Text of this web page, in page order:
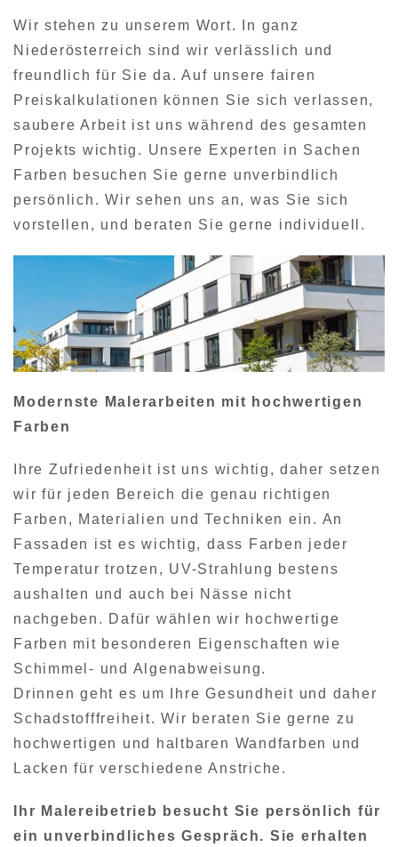
Wir stehen zu unserem Wort. In ganz
Niederösterreich sind wir verlässlich und
freundlich für Sie da. Auf unsere fairen
Preiskalkulationen können Sie sich verlassen,
saubere Arbeit ist uns während des gesamten
Projekts wichtig. Unsere Experten in Sachen
Farben besuchen Sie gerne unverbindlich
persönlich. Wir sehen uns an, was Sie sich
vorstellen, und beraten Sie gerne individuell.
Modernste Malerarbeiten mit hochwertigen
Farben
Ihre Zufriedenheit ist uns wichtig, daher setzen
wir für jeden Bereich die genau richtigen
Farben, Materialien und Techniken ein. An
Fassaden ist es wichtig, dass Farben jeder
Temperatur trotzen, UV-Strahlung bestens
aushalten und auch bei Nässe nicht
nachgeben. Dafür wählen wir hochwertige
Farben mit besonderen Eigenschaften wie
Schimmel- und Algenabweisung.
Drinnen geht es um Ihre Gesundheit und daher
Schadstofffreiheit. Wir beraten Sie gerne zu
hochwertigen und haltbaren Wandfarben und
Lacken für verschiedene Anstriche.
Ihr Malereibetrieb besucht Sie persönlich für
ein unverbindliches Gespräch. Sie erhalten